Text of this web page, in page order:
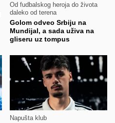
Od fudbalskog heroja do života
daleko od terena
Golom odveo Srbiju na
Mundijal, a sada uživa na
gliseru uz tompus
Napušta klub